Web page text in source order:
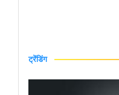
ट्रेंडिंग